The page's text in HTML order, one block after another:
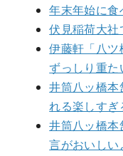
年末年始に食
伏見稲荷大社
伊藤軒「八
ずっしり重た
井筒八ッ橋
れる楽しすぎ
井筒八ッ橋
言がおいしい